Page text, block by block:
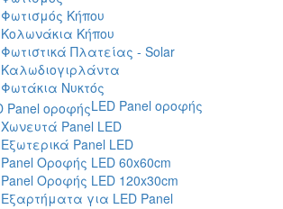
Φωτισμός Κήπου
Κολωνάκια Κήπου
Φωτιστικά Πλατείας - Solar
Καλωδιογιρλάντα
Φωτάκια Νυκτός
LED Panel οροφής
Χωνευτά Panel LED
Εξωτερικά Panel LED
Panel Οροφής LED 60x60cm
Panel Οροφής LED 120x30cm
Εξαρτήματα για LED Panel